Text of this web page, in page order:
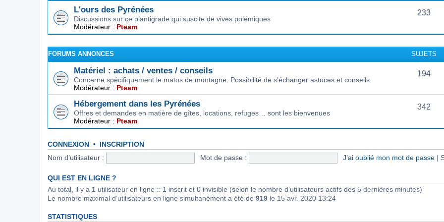
L'ours des Pyrénées
Discussions sur ce plantigrade qui suscite de vives polémiques
Modérateur : Pteam
233
FORUMS ANNONCES SUJETS
Matériel : achats / ventes / conseils
Concerne spécifiquement le matos de montagne. Possibilité de s’échanger astuces et conseils
Modérateur : Pteam
194
Hébergement dans les Pyrénées
Offres et demandes en matière de gîtes, locations, refuges… sont les bienvenues
Modérateur : Pteam
342
CONNEXION • INSCRIPTION
Nom d’utilisateur : Mot de passe : J’ai oublié mon mot de passe |
QUI EST EN LIGNE ?
Au total, il y a 1 utilisateur en ligne :: 1 inscrit et 0 invisible (selon le nombre d’utilisateurs actifs des 5 dernières minutes)
Le nombre maximal d’utilisateurs en ligne simultanément a été de 919 le 15 avr. 2020 13:24
STATISTIQUES